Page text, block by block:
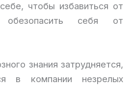
чтобы избавиться от
себя от
знания затрудняется,
в компании незрелых